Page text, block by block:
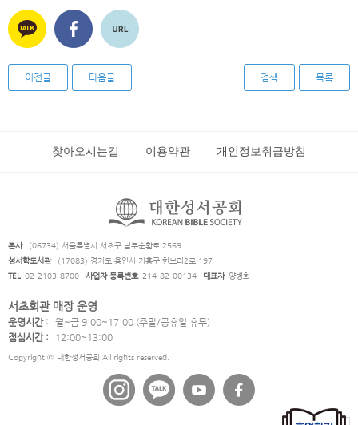
이전글 다음글 검색 목록
찾아오시는길 이용약관 개인정보취급방침
본사
(06734) 서울특별시 서초구 남부순환로 2569
성서학도서관
(17083) 경기도 용인시 기흥구 한보라2로 197
TEL 02-2103-8700 사업자 등록번호 214-82-00134 대표자 양병희
서초회관 매장 운영
운영시간 :
월~금 9:00~17:00 (주말/공휴일 휴무)
점심시간 :
12:00~13:00
Copyright © 대한성서공회 All rights reserved.